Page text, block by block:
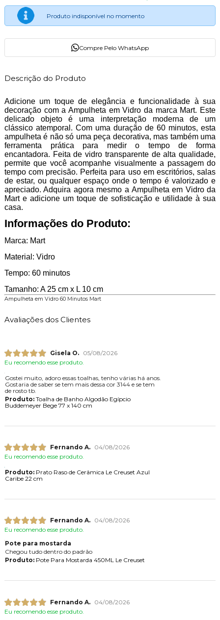
Produto indisponível no momento
Compre Pelo WhatsApp
Descrição do Produto
Adicione um toque de elegância e funcionalidade à sua
decoração com a Ampulheta em Vidro da marca Mart. Este
delicado objeto é uma interpretação moderna de um
clássico atemporal. Com uma duração de 60 minutos, esta
ampulheta é não só uma peça decorativa, mas também uma
ferramenta prática para medir o tempo de forma
encantadora. Feita de vidro transparente de alta qualidade,
permite que você acompanhe visualmente a passagem do
tempo com precisão. Perfeita para uso em escritórios, salas
de estar, ou qualquer espaço onde o tempo é valorizado e
apreciado. Adquira agora mesmo a Ampulheta em Vidro da
Mart e adicione um toque de sofisticação e utilidade à sua
casa.
Informações do Produto:
Marca: Mart
Material: Vidro
Tempo: 60 minutos
Tamanho: A 25 cm x L 10 cm
Ampulheta em Vidro 60 Minutos Mart
Avaliações dos Clientes
Gisela O.
05/08/2026
Eu recomendo esse produto.
Gostei muito, adoro essas toalhas, tenho várias há anos.
Gostaria de saber se tem mais dessa cor 3144 e se tem
de rosto tb.
Produto:Toalha de Banho Algodão Egípcio
Buddemeyer Bege 77 x 140 cm
Fernando A.
04/08/2026
Eu recomendo esse produto.
Produto:Prato Raso de Cerâmica Le Creuset Azul
Caribe 22 cm
Fernando A.
04/08/2026
Eu recomendo esse produto.
Pote para mostarda
Chegou tudo dentro do padrão
Produto:Pote Para Mostarda 450ML Le Creuset
Fernando A.
04/08/2026
Eu recomendo esse produto.